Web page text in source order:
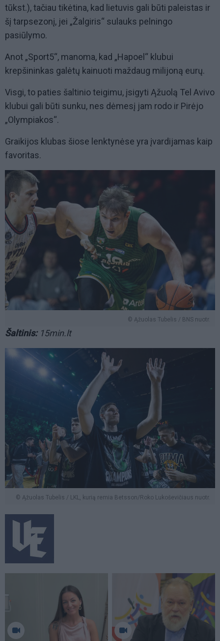
tūkst.), tačiau tikėtina, kad lietuvis gali būti paleistas ir
šį tarpsezonį, jei „Žalgiris“ sulauks pelningo
pasiūlymo.
Anot „Sport5“, manoma, kad „Hapoel“ klubui
krepšininkas galėtų kainuoti maždaug milijoną eurų.
Visgi, to paties šaltinio teigimu, įsigyti Ąžuolą Tel Avivo
klubui gali būti sunku, nes dėmesį jam rodo ir Pirėjo
„Olympiakos“.
Graikijos klubas šiose lenktynėse yra įvardijamas kaip
favoritas.
© Ąžuolas Tubelis / BNS nuotr.
Šaltinis: 15min.lt
© Ąžuolas Tubelis / LKL, kurią remia Betsson/Roko Lukoševičiaus nuotr.